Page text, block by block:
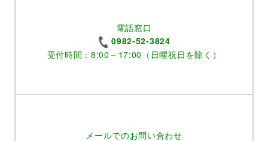
電話窓口
0982-52-3824
受付時間：8:00～17:00（日曜祝日を除く）
メールでのお問い合わせ